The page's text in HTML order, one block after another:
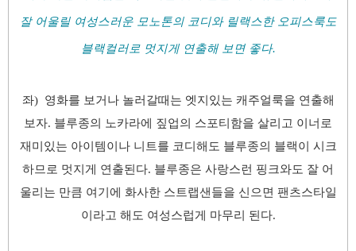
잘 어울릴 여성스러운 모노톤의 코디와 릴랙스한 오피스룩도
블랙컬러로 멋지게 연출해 보면 좋다.
좌) 영화를 보거나 놀러갈때는 엣지있는 캐주얼룩을 연출해
보자. 블루종의 노카라에 짚업의 스포티함을 살리고 이너로
재미있는 아이템이나 니트를 코디해도 블루종의 블랙이 시크
하므로 멋지게 연출된다. 블루종은 사랑스런 핑크와도 잘 어
울리는 만큼 여기에 화사한 스트랩샌들을 신으면 팬츠스타일
이라고 해도 여성스럽게 마무리 된다.